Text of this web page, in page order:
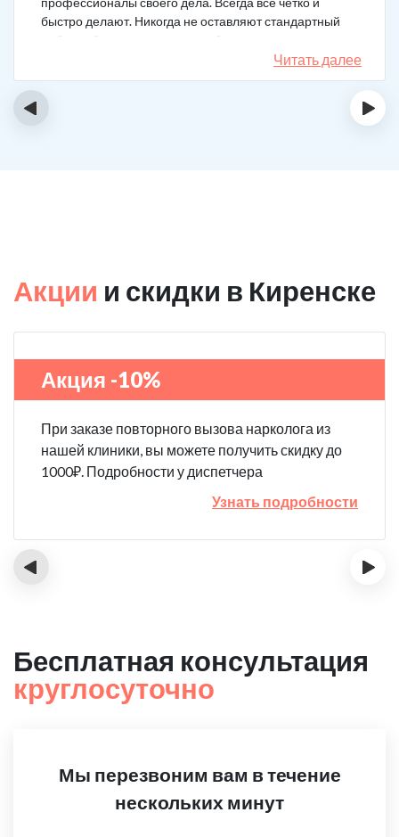
быстро делают. Никогда не оставляют стандартный
набор таблеток, а именно подбирают
индивидуальный комплекс под конкретный случай.
Несколько раз делал вызов, и назначения были под
Читать далее
‹ ›
Акции и скидки в Киренске
Акция -10%
При заказе повторного вызова нарколога из
нашей клиники, вы можете получить скидку до
1000₽. Подробности у диспетчера
Узнать подробности
‹ ›
Бесплатная консультация
круглосуточно
Мы перезвоним вам в течение
нескольких минут